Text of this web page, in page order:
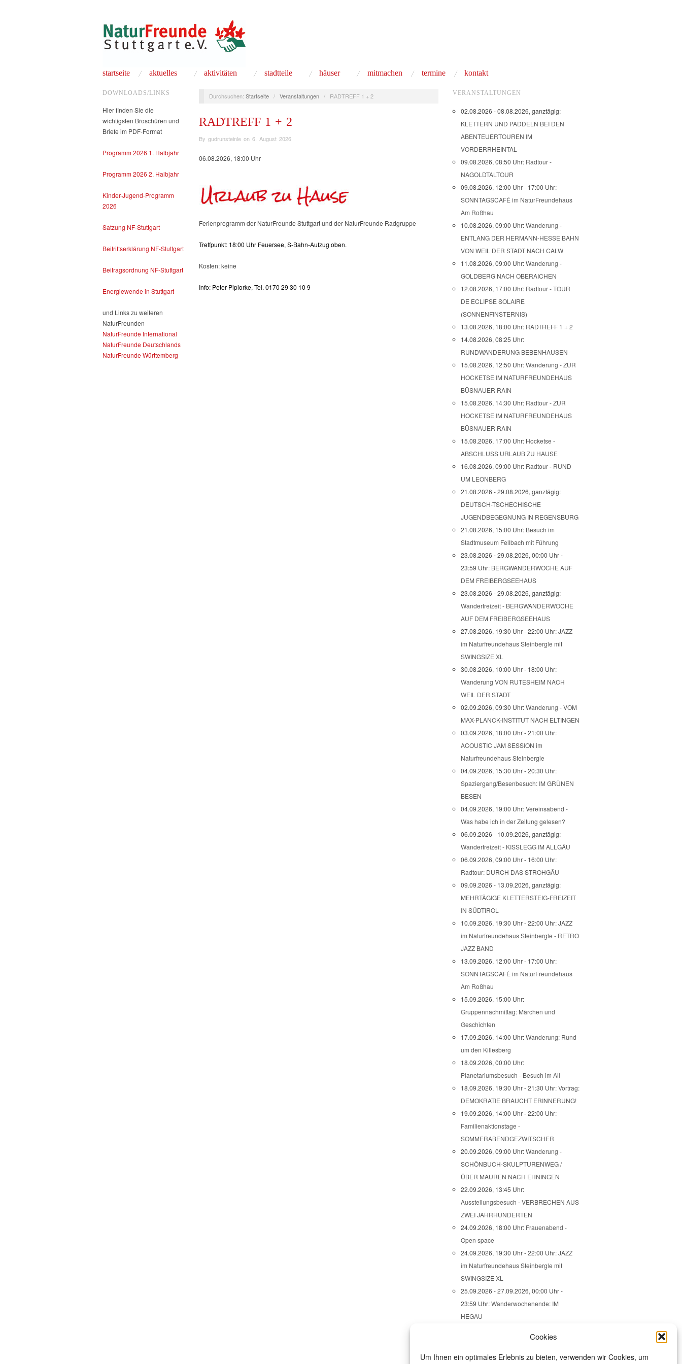
Cookies
Um Ihnen ein optimales Erlebnis zu bieten, verwenden wir Cookies, um
startseite aktuelles aktivitäten stadtteile häuser mitmachen termine kontakt
DOWNLOADS/LINKS
Hier finden Sie die
wichtigsten Broschüren und
Briefe im PDF-Format
Programm 2026 1. Halbjahr
Programm 2026 2. Halbjahr
Kinder-Jugend-Programm
2026
Satzung NF-Stuttgart
Beitrittserklärung NF-Stuttgart
Beitragsordnung NF-Stuttgart
Energiewende in Stuttgart
und Links zu weiteren
NaturFreunden
NaturFreunde International
NaturFreunde Deutschlands
NaturFreunde Württemberg
Durchsuchen: Startseite / Veranstaltungen / RADTREFF 1 + 2
RADTREFF 1 + 2
By gudrunsteinle on 6. August 2026
06.08.2026, 18:00 Uhr
Ferienprogramm der NaturFreunde Stuttgart und der NaturFreunde Radgruppe
Treffpunkt: 18:00 Uhr Feuersee, S-Bahn-Aufzug oben.
Kosten: keine
Info: Peter Pipiorke, Tel. 0170 29 30 10 9
VERANSTALTUNGEN
02.08.2026 - 08.08.2026, ganztägig:
KLETTERN UND PADDELN BEI DEN
ABENTEUERTOUREN IM
VORDERRHEINTAL
09.08.2026, 08:50 Uhr: Radtour -
NAGOLDTALTOUR
09.08.2026, 12:00 Uhr - 17:00 Uhr:
SONNTAGSCAFÉ im NaturFreundehaus
Am Roßhau
10.08.2026, 09:00 Uhr:Wanderung -
ENTLANG DER HERMANN-HESSE BAHN
VON WEIL DER STADT NACH CALW
11.08.2026, 09:00 Uhr:Wanderung -
GOLDBERG NACH OBERAICHEN
12.08.2026, 17:00 Uhr: Radtour - TOUR
DE ECLIPSE SOLAIRE
(SONNENFINSTERNIS)
13.08.2026, 18:00 Uhr: RADTREFF 1 + 2
14.08.2026, 08:25 Uhr:
RUNDWANDERUNG BEBENHAUSEN
15.08.2026, 12:50 Uhr:Wanderung - ZUR
HOCKETSE IM NATURFREUNDEHAUS
BÜSNAUER RAIN
15.08.2026, 14:30 Uhr: Radtour - ZUR
HOCKETSE IM NATURFREUNDEHAUS
BÜSNAUER RAIN
15.08.2026, 17:00 Uhr: Hocketse -
ABSCHLUSS URLAUB ZU HAUSE
16.08.2026, 09:00 Uhr: Radtour - RUND
UM LEONBERG
21.08.2026 - 29.08.2026, ganztägig:
DEUTSCH-TSCHECHISCHE
JUGENDBEGEGNUNG IN REGENSBURG
21.08.2026, 15:00 Uhr: Besuch im
Stadtmuseum Fellbach mit Führung
23.08.2026 - 29.08.2026, 00:00 Uhr -
23:59 Uhr: BERGWANDERWOCHE AUF
DEM FREIBERGSEEHAUS
23.08.2026 - 29.08.2026, ganztägig:
Wanderfreizeit - BERGWANDERWOCHE
AUF DEM FREIBERGSEEHAUS
27.08.2026, 19:30 Uhr - 22:00 Uhr:JAZZ
im Naturfreundehaus Steinbergle mit
SWINGSIZE XL
30.08.2026, 10:00 Uhr - 18:00 Uhr:
Wanderung VON RUTESHEIM NACH
WEIL DER STADT
02.09.2026, 09:30 Uhr:Wanderung - VOM
MAX-PLANCK-INSTITUT NACH ELTINGEN
03.09.2026, 18:00 Uhr - 21:00 Uhr:
ACOUSTIC JAM SESSION im
Naturfreundehaus Steinbergle
04.09.2026, 15:30 Uhr - 20:30 Uhr:
Spaziergang/Besenbesuch: IM GRÜNEN
BESEN
04.09.2026, 19:00 Uhr:Vereinsabend -
Was habe ich in der Zeitung gelesen?
06.09.2026 - 10.09.2026, ganztägig:
Wanderfreizeit - KISSLEGG IM ALLGÄU
06.09.2026, 09:00 Uhr - 16:00 Uhr:
Radtour: DURCH DAS STROHGÄU
09.09.2026 - 13.09.2026, ganztägig:
MEHRTÄGIGE KLETTERSTEIG-FREIZEIT
IN SÜDTIROL
10.09.2026, 19:30 Uhr - 22:00 Uhr:JAZZ
im Naturfreundehaus Steinbergle - RETRO
JAZZ BAND
13.09.2026, 12:00 Uhr - 17:00 Uhr:
SONNTAGSCAFÉ im NaturFreundehaus
Am Roßhau
15.09.2026, 15:00 Uhr:
Gruppennachmittag: Märchen und
Geschichten
17.09.2026, 14:00 Uhr:Wanderung: Rund
um den Killesberg
18.09.2026, 00:00 Uhr:
Planetariumsbesuch - Besuch im All
18.09.2026, 19:30 Uhr - 21:30 Uhr:Vortrag:
DEMOKRATIE BRAUCHT ERINNERUNG!
19.09.2026, 14:00 Uhr - 22:00 Uhr:
Familienaktionstage -
SOMMERABENDGEZWITSCHER
20.09.2026, 09:00 Uhr:Wanderung -
SCHÖNBUCH-SKULPTURENWEG /
ÜBER MAUREN NACH EHNINGEN
22.09.2026, 13:45 Uhr:
Ausstellungsbesuch - VERBRECHEN AUS
ZWEI JAHRHUNDERTEN
24.09.2026, 18:00 Uhr: Frauenabend -
Open space
24.09.2026, 19:30 Uhr - 22:00 Uhr:JAZZ
im Naturfreundehaus Steinbergle mit
SWINGSIZE XL
25.09.2026 - 27.09.2026, 00:00 Uhr -
23:59 Uhr:Wanderwochenende: IM
HEGAU
Stadtteilspaziergang - FUSS- UND
RADVERKEHR IM WESTEN